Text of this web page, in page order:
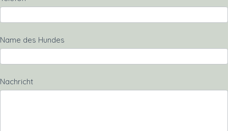
Name des Hundes
Nachricht